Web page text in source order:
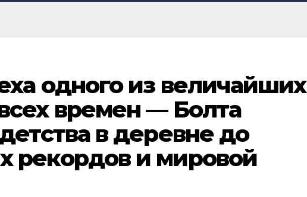
одного из величайших
времен — Болта
в деревне до
рекордов и мировой